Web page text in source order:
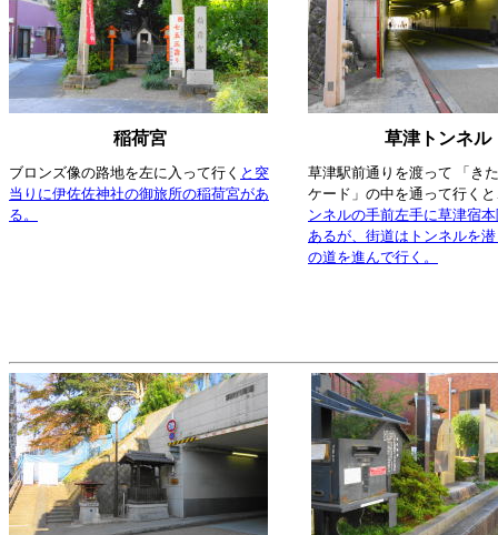
稲荷宮 草津トンネル
ブロンズ像の路地を左に入って行く と突
当りに伊佐佐神社の御旅所の稲荷宮があ
る。
草津駅前通りを渡って 「き
ケード」の中を通って行く
ンネルの手前左手に草津宿
あるが、街道はトンネルを
の道を進んで行く。